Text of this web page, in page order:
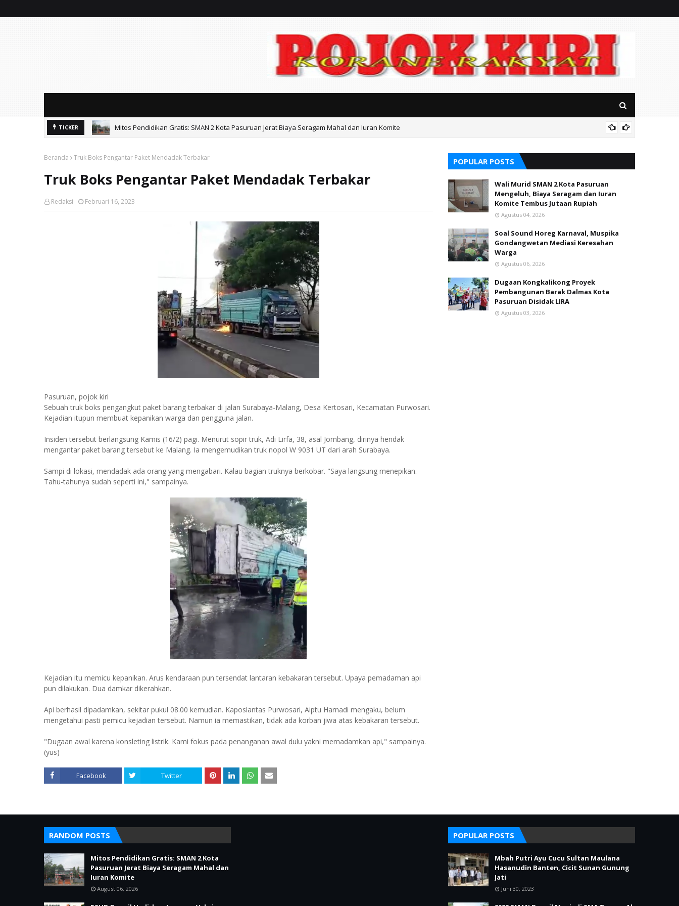
TICKER Mitos Pendidikan Gratis: SMAN 2 Kota Pasuruan Jerat Biaya Seragam Mahal dan Iuran Komite
Beranda Truk Boks Pengantar Paket Mendadak Terbakar
Truk Boks Pengantar Paket Mendadak Terbakar
Redaksi Februari 16, 2023
Pasuruan, pojok kiri
Sebuah truk boks pengangkut paket barang terbakar di jalan Surabaya-Malang, Desa Kertosari, Kecamatan Purwosari.
Kejadian itupun membuat kepanikan warga dan pengguna jalan.
Insiden tersebut berlangsung Kamis (16/2) pagi. Menurut sopir truk, Adi Lirfa, 38, asal Jombang, dirinya hendak
mengantar paket barang tersebut ke Malang. Ia mengemudikan truk nopol W 9031 UT dari arah Surabaya.
Sampi di lokasi, mendadak ada orang yang mengabari. Kalau bagian truknya berkobar. "Saya langsung menepikan.
Tahu-tahunya sudah seperti ini," sampainya.
Kejadian itu memicu kepanikan. Arus kendaraan pun tersendat lantaran kebakaran tersebut. Upaya pemadaman api
pun dilakukan. Dua damkar dikerahkan.
Api berhasil dipadamkan, sekitar pukul 08.00 kemudian. Kaposlantas Purwosari, Aiptu Harnadi mengaku, belum
mengetahui pasti pemicu kejadian tersebut. Namun ia memastikan, tidak ada korban jiwa atas kebakaran tersebut.
"Dugaan awal karena konsleting listrik. Kami fokus pada penanganan awal dulu yakni memadamkan api," sampainya.
(yus)
Facebook Twitter
POPULAR POSTS
Wali Murid SMAN 2 Kota Pasuruan
Mengeluh, Biaya Seragam dan Iuran
Komite Tembus Jutaan Rupiah
Agustus 04, 2026
Soal Sound Horeg Karnaval, Muspika
Gondangwetan Mediasi Keresahan
Warga
Agustus 06, 2026
Dugaan Kongkalikong Proyek
Pembangunan Barak Dalmas Kota
Pasuruan Disidak LIRA
Agustus 03, 2026
RANDOM POSTS
Mitos Pendidikan Gratis: SMAN 2 Kota
Pasuruan Jerat Biaya Seragam Mahal dan
Iuran Komite
August 06, 2026
POPULAR POSTS
Mbah Putri Ayu Cucu Sultan Maulana
Hasanudin Banten, Cicit Sunan Gunung
Jati
Juni 30, 2023